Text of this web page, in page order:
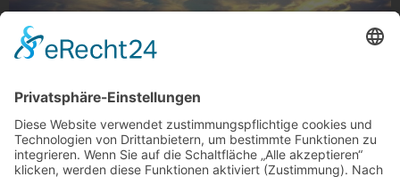
Mix aus Sonne und Wolken
Wunderbarer Mix aus Sonne und Wolke, Gladbach